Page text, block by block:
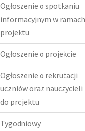
Ogłoszenie o spotkaniu
informacyjnym w ramach
projektu
Ogłoszenie o projekcie
Ogłoszenie o rekrutacji
uczniów oraz nauczycieli
do projektu
Tygodniowy